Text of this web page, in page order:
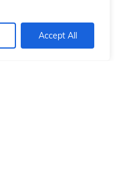
Accept All